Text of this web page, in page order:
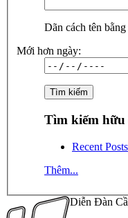
Dãn cách tên
Mới hơn ngày:
Tìm kiếm hữu
Recent Posts
Thêm...
Diễn Đàn